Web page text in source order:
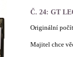
Č. 24: GT
Originální
Majitel chce